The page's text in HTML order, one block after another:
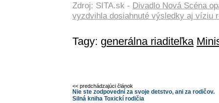
Zdroj: SITA.sk - Divadlo Nová Scéna
vyzdvihla dosiahnuté výsledky aj víziu
Tagy: generálna riaditeľka
<< predchádzajúci článok
Nie ste zodpovední za svoje detstvo, ani za rodičov.
Silná kniha Toxickí rodičia